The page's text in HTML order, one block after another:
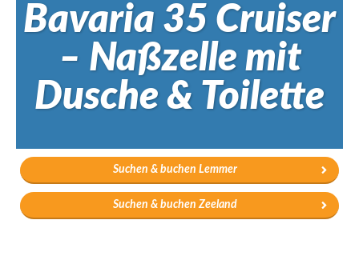
Bavaria 35 Cruiser
– Naßzelle mit
Dusche & Toilette
Suchen & buchen Lemmer
Suchen & buchen Zeeland